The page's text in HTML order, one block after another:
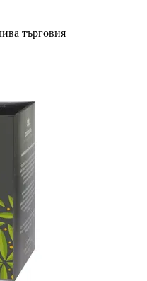
търговия